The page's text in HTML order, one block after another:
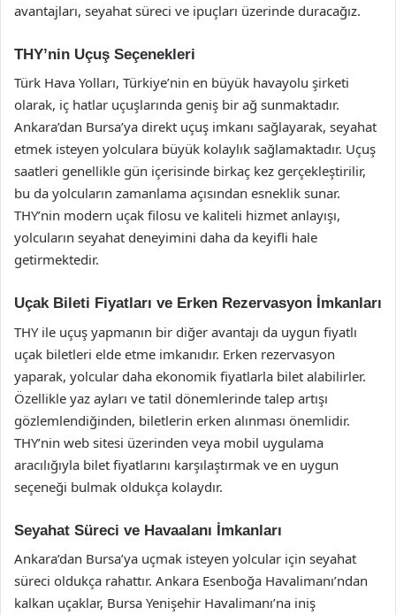
avantajları, seyahat süreci ve ipuçları üzerinde duracağız.
THY’nin Uçuş Seçenekleri
Türk Hava Yolları, Türkiye’nin en büyük havayolu şirketi
olarak, iç hatlar uçuşlarında geniş bir ağ sunmaktadır.
Ankara’dan Bursa’ya direkt uçuş imkanı sağlayarak, seyahat
etmek isteyen yolculara büyük kolaylık sağlamaktadır. Uçuş
saatleri genellikle gün içerisinde birkaç kez gerçekleştirilir,
bu da yolcuların zamanlama açısından esneklik sunar.
THY’nin modern uçak filosu ve kaliteli hizmet anlayışı,
yolcuların seyahat deneyimini daha da keyifli hale
getirmektedir.
Uçak Bileti Fiyatları ve Erken Rezervasyon İmkanları
THY ile uçuş yapmanın bir diğer avantajı da uygun fiyatlı
uçak biletleri elde etme imkanıdır. Erken rezervasyon
yaparak, yolcular daha ekonomik fiyatlarla bilet alabilirler.
Özellikle yaz ayları ve tatil dönemlerinde talep artışı
gözlemlendiğinden, biletlerin erken alınması önemlidir.
THY’nin web sitesi üzerinden veya mobil uygulama
aracılığıyla bilet fiyatlarını karşılaştırmak ve en uygun
seçeneği bulmak oldukça kolaydır.
Seyahat Süreci ve Havaalanı İmkanları
Ankara’dan Bursa’ya uçmak isteyen yolcular için seyahat
süreci oldukça rahattır. Ankara Esenboğa Havalimanı’ndan
kalkan uçaklar, Bursa Yenişehir Havalimanı’na iniş